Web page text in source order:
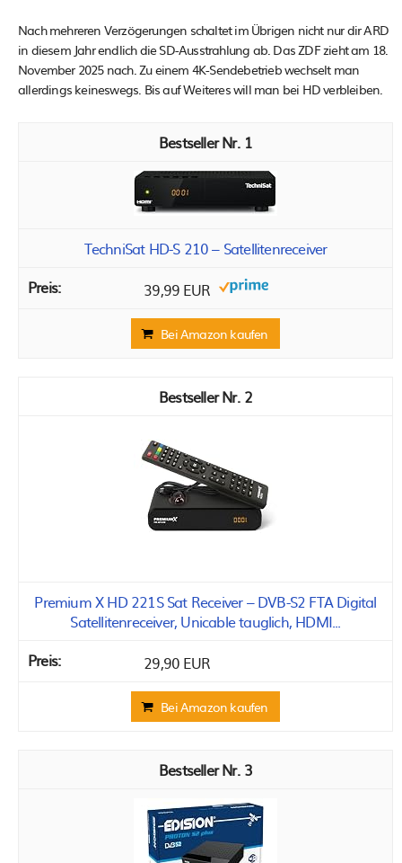
Nach mehreren Verzögerungen schaltet im Übrigen nicht nur dir ARD
in diesem Jahr endlich die SD-Ausstrahlung ab. Das ZDF zieht am 18.
November 2025 nach. Zu einem 4K-Sendebetrieb wechselt man
allerdings keineswegs. Bis auf Weiteres will man bei HD verbleiben.
1
TechniSat HD-S 210 – Satellitenreceiver
39,99 EUR
Bei Amazon kaufen
2
Premium X HD 221S Sat Receiver – DVB-S2 FTA Digital
Satellitenreceiver, Unicable tauglich, HDMI...
29,90 EUR
Bei Amazon kaufen
3